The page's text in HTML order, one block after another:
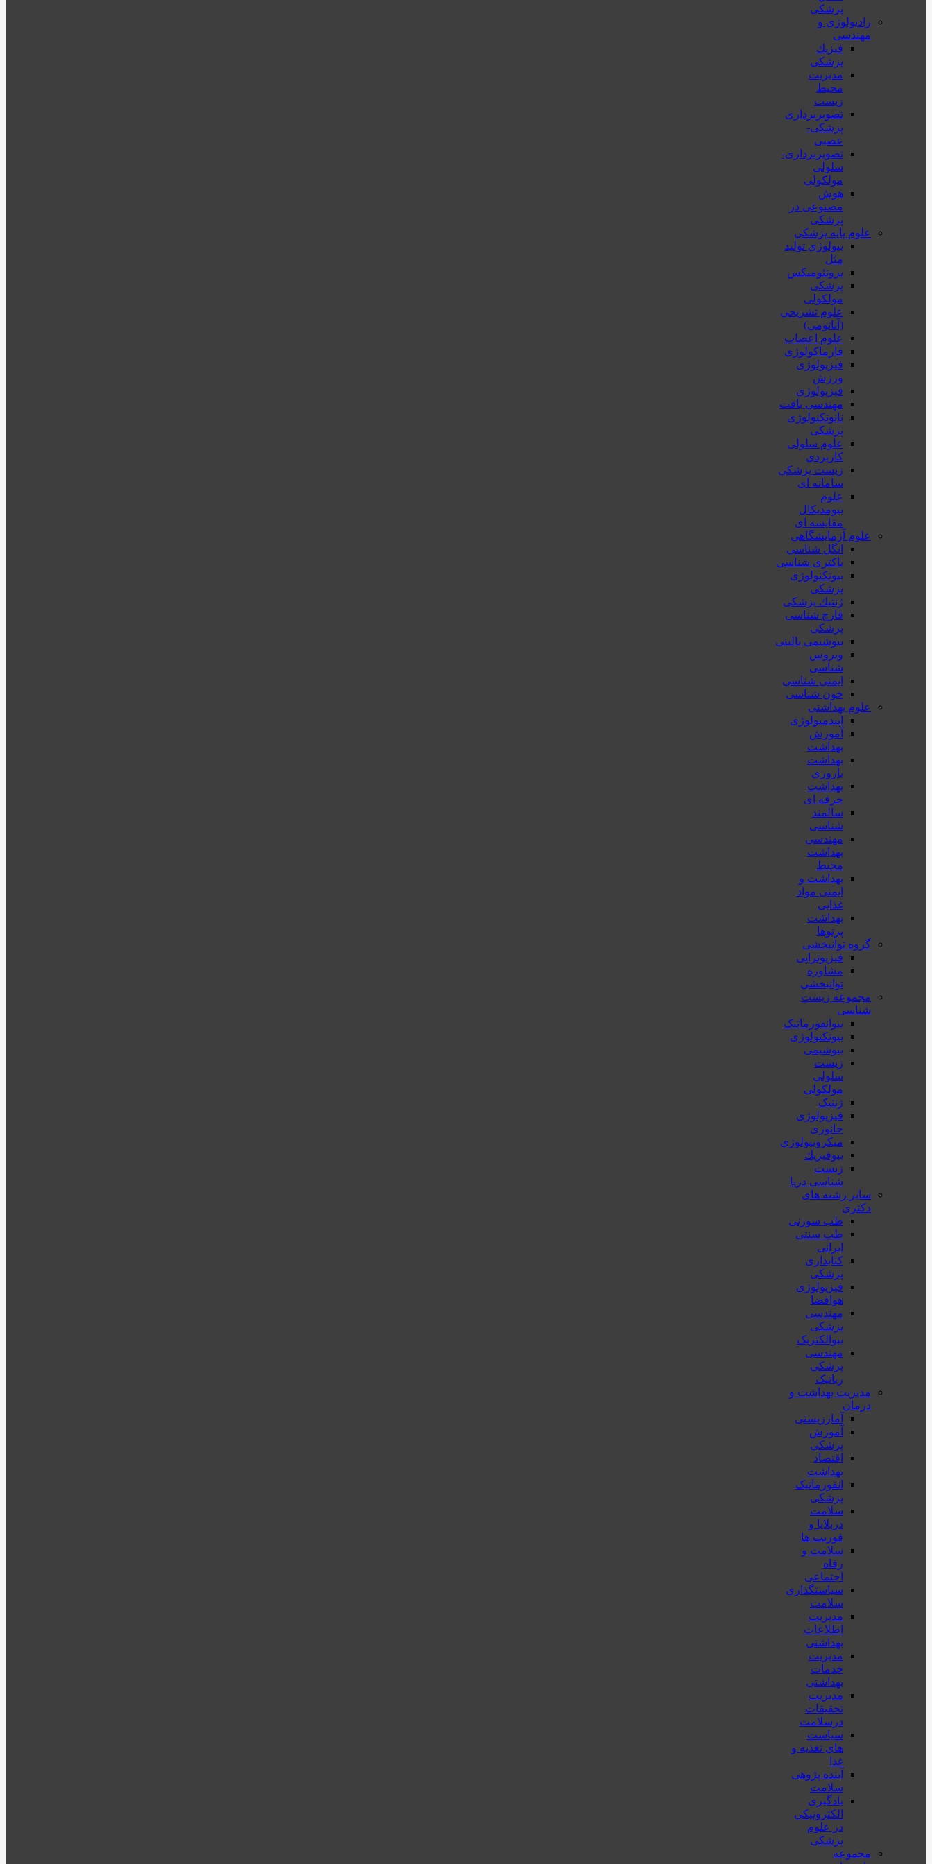
پزشکی
رادیولوژی و
مهندسی
فيزيك
پزشکی
مدیریت
محیط
زیست
تصویربرداری
پزشکی-
عصبی
تصویربرداری-
سلولی
مولکولی
هوش
مصنوعی در
پزشکی
علوم پایه پزشکی
بیولوژی تولید
مثل
پروتئومیکس
پزشکی
مولکولی
علوم تشریحی
(آناتومی)
علوم اعصاب
فارماکولوژی
فیزیولوژی
ورزش
فیزیولوژی
مهندسی بافت
نانوتکنولوژی
پزشکی
علوم سلولی
کاربردی
زیست پزشکی
سامانه ای
علوم
بیومدیکال
مقایسه ای
علوم آزمایشگاهی
انگل شناسی
باکتری شناسی
بیوتکنولوژی
پزشکی
ژنتيك پزشکی
قارچ شناسی
پزشكی
بیوشیمی بالینی
ویروس
شناسی
ایمنی شناسی
خون شناسی
علوم بهداشتی
اپیدمیولوژی
آموزش
بهداشت
بهداشت
باروری
بهداشت
حرفه ای
سالمند
شناسی
مهندسی
بهداشت
محيط
بهداشت و
ایمنی مواد
غذایی
بهداشت
پرتوها
گروه توانبخشی
فیزیوتراپی
مشاوره
توانبخشی
مجموعه زیست
شناسی
بیوانفورماتیک
بیوتکنولوژی
بیوشیمی
زیست
سلولی
مولکولی
ژنتیک
فیزیولوژی
جانوری
میکروبیولوژی
بيوفيزيك
زیست
شناسی دریا
سایر رشته های
دکتری
طب سوزنی
طب سنتی
ایرانی
کتابداری
پزشکی
فیزیولوژی
هوافضا
مهندسی
پزشکی
بیوالکتریک
مهندسی
پزشکی
رباتیک
مدیریت بهداشت و
درمان
آمارزیستی
آموزش
پزشکی
اقتصاد
بهداشت
انفورماتیک
پزشکی
سلامت
دربلايا و
فوريت ها
سلامت و
رفاه
اجتماعی
سیاستگذاری
سلامت
مدیریت
اطلاعات
بهداشتی
مدیریت
خدمات
بهداشتی
مدیریت
تحقیقات
درسلامت
سیاست
های تغذیه و
غذا
آینده پژوهی
سلامت
یادگیری
الکترونیکی
در علوم
پزشکی
مجموعه